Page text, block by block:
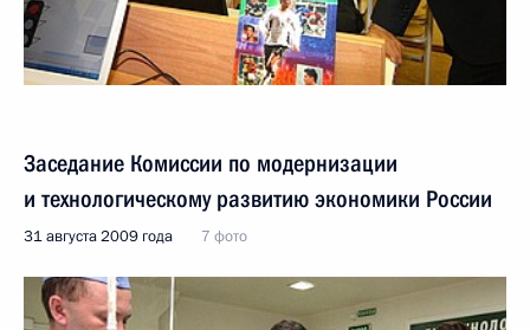
Заседание Комиссии по модернизации
и технологическому развитию экономики России
31 августа 2009 года 7 фото